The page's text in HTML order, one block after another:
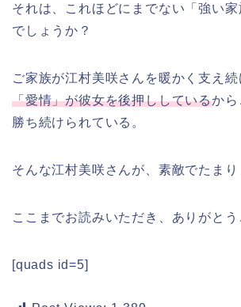
それは、これほどにまでない「強い
でしょうか？
ご家族が江村美咲さんを暖かく支え続
「愛情」が彼女を後押ししているから
勝ち続けられている。
そんな江村美咲さんが、素敵でたまり
ここまでお読みいただき、ありがとう
[quads id=5]